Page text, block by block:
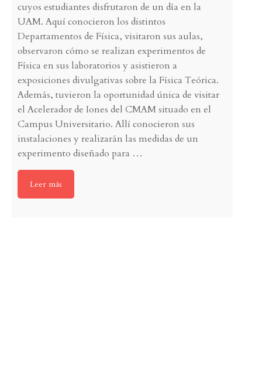
cuyos estudiantes disfrutaron de un día en la
UAM. Aquí conocieron los distintos
Departamentos de Física, visitaron sus aulas,
observaron cómo se realizan experimentos de
Física en sus laboratorios y asistieron a
exposiciones divulgativas sobre la Física Teórica.
Además, tuvieron la oportunidad única de visitar
el Acelerador de Iones del CMAM situado en el
Campus Universitario. Allí conocieron sus
instalaciones y realizarán las medidas de un
experimento diseñado para …
Leer más